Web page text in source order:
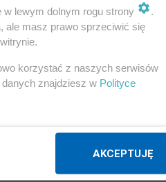
że od
których
te
lewym dolnym rogu strony
.
ale masz prawo sprzeciwić się
korzystać z naszych serwisów
znajdziesz w Polityce
AKCEPTUJĘ